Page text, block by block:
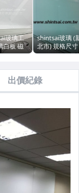
玻璃工
白板 磁
會議室白
磁鐵玻璃
玻璃白板
shintsai玻璃 (
北市) 規格尺寸
訂做 免運費 超
會議室白板 開
白板 辦公室
出價紀錄